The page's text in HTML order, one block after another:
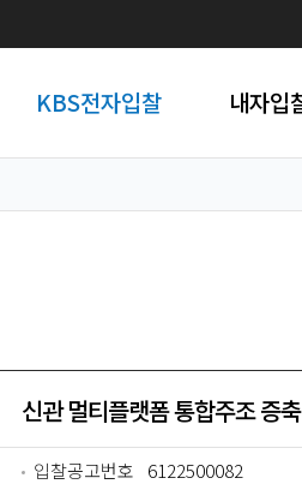
KBS전자입찰 내자입
신관 멀티플랫폼 통합주조 증
입찰공고번호 6122500082